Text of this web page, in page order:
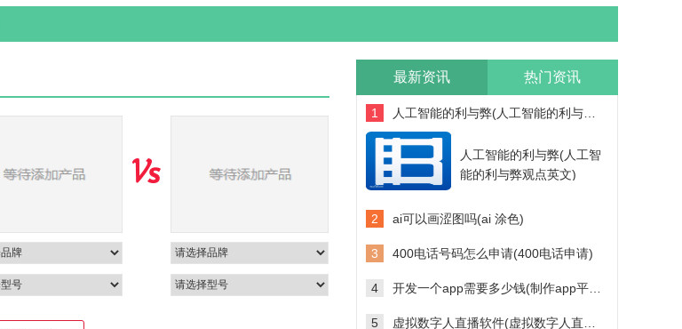
最新资讯 热门资讯
1
人工智能的利与弊(人工智
能的利与弊观点英文)
2 ai可以画涩图吗(ai 涂色)
3 400电话号码怎么申请(400电话申请)
4
5